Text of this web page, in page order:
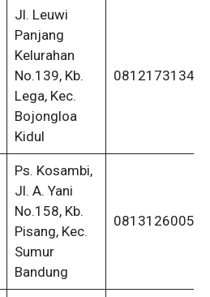
Jl. Leuwi
Panjang
Kelurahan
No.139, Kb.
Lega, Kec.
Bojongloa
Kidul
081217313472
Ps. Kosambi,
Jl. A. Yani
No.158, Kb.
Pisang, Kec.
Sumur
Bandung
081312600500